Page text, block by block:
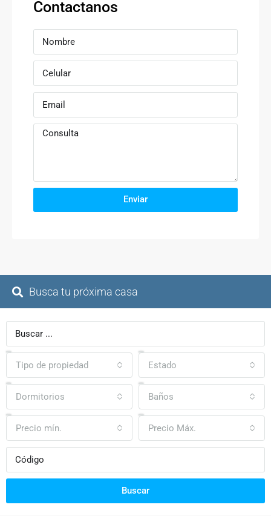
Contactanos
Enviar
Busca tu próxima casa
Tipo de propiedad Estado
Dormitorios Baños
Precio mín. Precio Máx.
Buscar